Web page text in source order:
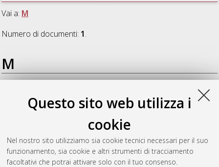
Questo sito web utilizza i
cookie
Nel nostro sito utilizziamo sia cookie tecnici necessari per il suo
funzionamento, sia cookie e altri strumenti di tracciamento
facoltativi che potrai attivare solo con il tuo consenso.
Vai a: M
Numero di documenti: 1.
M
localization at the base of the seismogenic crust: a case study
from the Olkiluoto deep nuclear waste repository, southwestern
, [Dissertation thesis], Alma Mater Studiorum
Università di Bologna. Dottorato di ricerca in
terra, della vita e dell'ambiente, 32 Ciclo. DOI
10.48676/unibo/amsdottorato/9262.